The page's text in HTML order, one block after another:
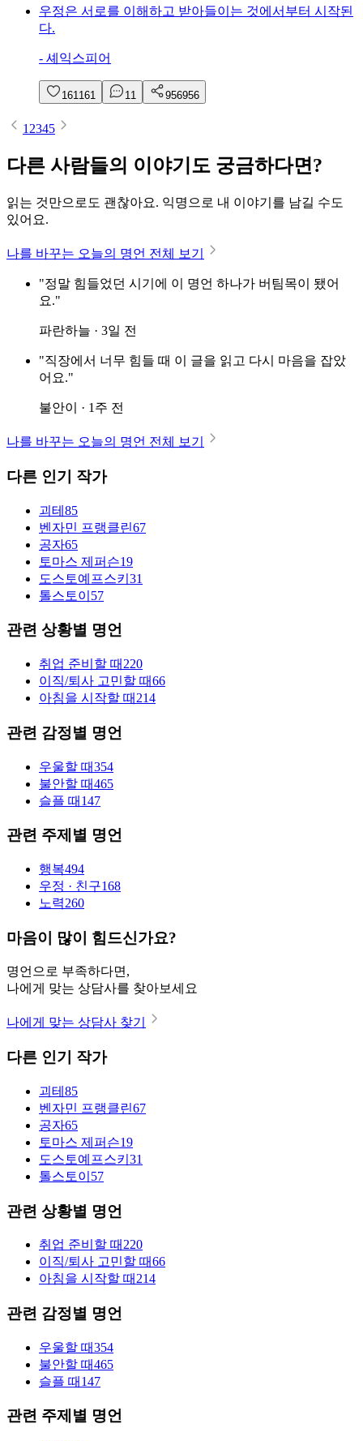
우정은 서로를 이해하고 받아들이는 것에서부터 시작된
다.
- 셰익스피어
161161 11 956956
12345
다른 사람들의 이야기도 궁금하다면?
읽는 것만으로도 괜찮아요. 익명으로 내 이야기를 남길 수도
있어요.
나를 바꾸는 오늘의 명언 전체 보기
"정말 힘들었던 시기에 이 명언 하나가 버팀목이 됐어
요."
파란하늘 · 3일 전
"직장에서 너무 힘들 때 이 글을 읽고 다시 마음을 잡았
어요."
불안이 · 1주 전
나를 바꾸는 오늘의 명언 전체 보기
다른 인기 작가
괴테 85
벤자민 프랭클린67
공자65
토마스 제퍼슨19
도스토예프스키 31
톨스토이 57
관련 상황별 명언
취업 준비할 때 220
이직/퇴사 고민할 때66
아침을 시작할 때 214
관련 감정별 명언
우울할 때354
불안할 때465
슬플 때 147
관련 주제별 명언
행복494
우정 · 친구168
노력260
마음이 많이 힘드신가요?
명언으로 부족하다면,
나에게 맞는 상담사를 찾아보세요
나에게 맞는 상담사 찾기
다른 인기 작가
괴테 85
벤자민 프랭클린67
공자65
토마스 제퍼슨19
도스토예프스키 31
톨스토이 57
관련 상황별 명언
취업 준비할 때 220
이직/퇴사 고민할 때66
아침을 시작할 때 214
관련 감정별 명언
우울할 때354
불안할 때465
슬플 때 147
관련 주제별 명언